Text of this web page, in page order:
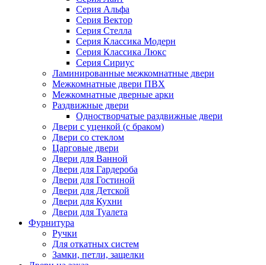
Серия Альфа
Серия Вектор
Серия Стелла
Серия Классика Модерн
Серия Классика Люкс
Серия Сириус
Ламинированные межкомнатные двери
Межкомнатные двери ПВХ
Межкомнатные дверные арки
Раздвижные двери
Одностворчатые раздвижные двери
Двери с уценкой (с браком)
Двери со стеклом
Царговые двери
Двери для Ванной
Двери для Гардероба
Двери для Гостиной
Двери для Детской
Двери для Кухни
Двери для Туалета
Фурнитура
Ручки
Для откатных систем
Замки, петли, защелки